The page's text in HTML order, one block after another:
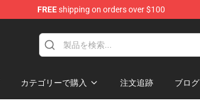
FREEshipping on orders over $100
カテゴリーで購入 注文追跡 ブログ